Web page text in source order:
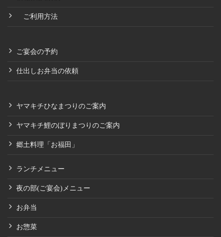
ご利用方法
ご宴会の予約
仕出しお弁当の依頼
ヤマキチひなまつりのご案内
ヤマキチ鯉のぼりまつりのご案内
郷土料理「お福田」
ランチメニュー
夜の部(ご宴会)メニュー
お弁当
お惣菜